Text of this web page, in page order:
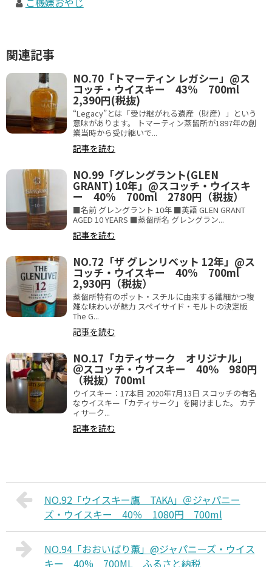
関連記事
NO.70「トマーティン レガシー」@ス
コッチ・ウイスキー 43% 700ml
2,390円(税抜)
“Legacy”とは「受け継がれる遺産（財産）」という
意味があります。 トマーティン蒸留所が1897年の創
業当時から受け継いで...
記事を読む
NO.99「グレングラント(GLEN
GRANT) 10年」@スコッチ・ウイスキ
ー 40% 700ml 2780円（税抜）
■名前 グレングラント 10年 ■英語 GLEN GRANT
AGED 10 YEARS ■蒸留所名 グレングラン...
記事を読む
NO.72「ザ グレンリベット 12年」@ス
コッチ・ウイスキー 40% 700ml
2,930円（税抜）
蒸留所特有のポット・スチルに由来する繊細かつ複
雑な味わいが魅力 スペイサイド・モルトの決定版
The G...
記事を読む
NO.17「カティサーク オリジナル」
＠スコッチ・ウイスキー 40％ 980円
（税抜）700ml
ウイスキー：17本目 2020年7月13日 スコッチの有名
なウイスキー「カティサーク」を開けました。 カテ
ィサーク...
記事を読む
NO.92「ウイスキー鷹 TAKA」＠ジャパニー
ズ・ウイスキー 40％ 1080円 700ml
NO.94「おおいばり薫」@ジャパニーズ・ウイス
キー 40% 700ML ふるさと納税